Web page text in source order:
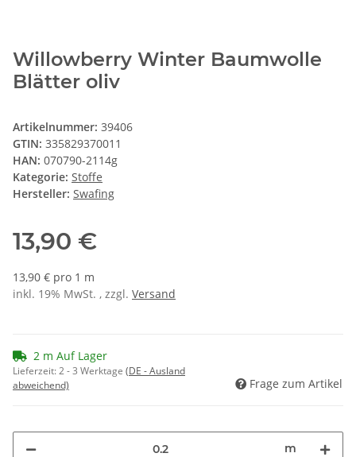
Willowberry Winter Baumwolle
Blätter oliv
Artikelnummer: 39406
GTIN: 335829370011
HAN: 070790-2114g
Kategorie: Stoffe
Hersteller: Swafing
13,90 €
13,90 € pro 1 m
inkl. 19% MwSt. , zzgl. Versand
2 m Auf Lager
Lieferzeit:2 - 3 Werktage (DE - Ausland
abweichend)
Frage zum Artikel
m